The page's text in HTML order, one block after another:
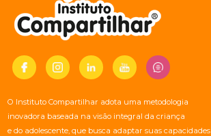
O Instituto Compartilhar adota uma metodologia
inovadora baseada na visão integral da criança
e do adolescente, que busca adaptar suas capacidades